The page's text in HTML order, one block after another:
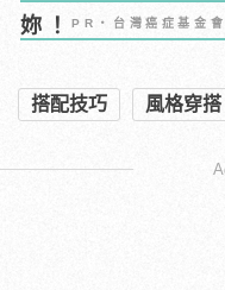
妳！PR・台灣癌症基金會
搭配技巧 風格穿搭